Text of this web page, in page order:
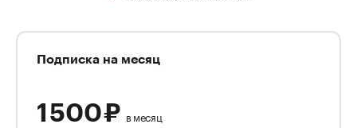
Подписка на месяц
1 500 ₽ в месяц